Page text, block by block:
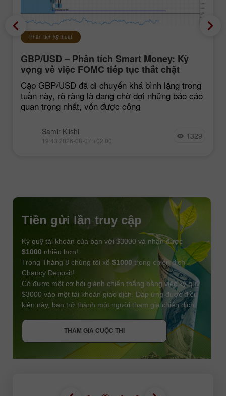
Phân tích kỹ thuật
GBP/USD – Phân tích Smart Money: Kỳ
vọng về việc FOMC tiếp tục thắt chặt
chính sách vẫn ở mức thấp
Cặp GBP/USD đã di chuyển khá bình lặng trong
tuần này, rõ ràng là đang chờ đợi những báo cáo
quan trọng nhất, vốn được công
Samir Klishi
19:43 2026-08-07 +02:00 1329
THAM GIA CUỘC THI
Tiền gửi lần truy cập
Ký quỹ tài khoản của bạn với $3000 và nhận được
$1000 nhiều hơn!
Trong Tháng 8 chúng tôi xổ $1000 trong chiến dịch
Chancy Deposit!
Có được một cơ hội giành chiến thắng bằng việc ký quỹ
$3000 vào một tài khoản giao dịch. Đáp ứng được điều
kiện này, bạn trở thành một người tham gia chiến dịch.
THAM GIA CUỘC THI
NHẬN THƯỞNG